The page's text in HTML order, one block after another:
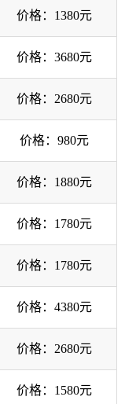
价格：1380元
价格：3680元
价格：2680元
价格：980元
价格：1880元
价格：1780元
价格：1780元
价格：4380元
价格：2680元
价格：1580元